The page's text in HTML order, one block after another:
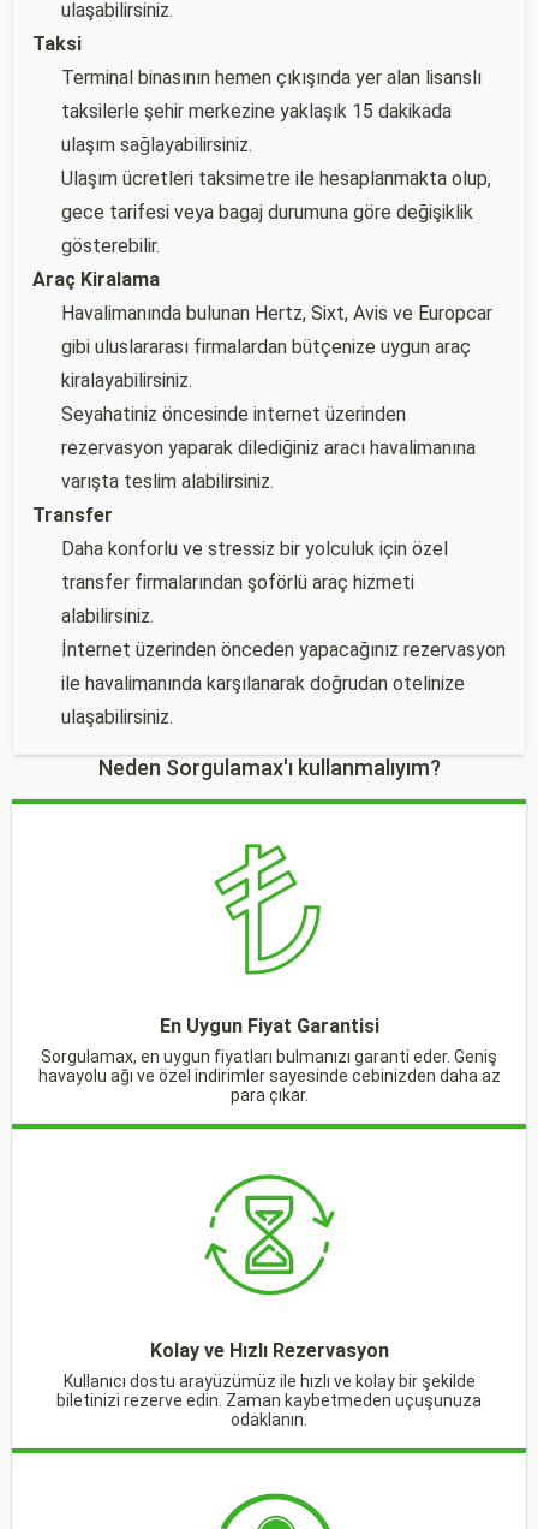
ulaşabilirsiniz.
Taksi
Terminal binasının hemen çıkışında yer alan lisanslı
taksilerle şehir merkezine yaklaşık 15 dakikada
ulaşım sağlayabilirsiniz.
Ulaşım ücretleri taksimetre ile hesaplanmakta olup,
gece tarifesi veya bagaj durumuna göre değişiklik
gösterebilir.
Araç Kiralama
Havalimanında bulunan Hertz, Sixt, Avis ve Europcar
gibi uluslararası firmalardan bütçenize uygun araç
kiralayabilirsiniz.
Seyahatiniz öncesinde internet üzerinden
rezervasyon yaparak dilediğiniz aracı havalimanına
varışta teslim alabilirsiniz.
Transfer
Daha konforlu ve stressiz bir yolculuk için özel
transfer firmalarından şoförlü araç hizmeti
alabilirsiniz.
İnternet üzerinden önceden yapacağınız rezervasyon
ile havalimanında karşılanarak doğrudan otelinize
ulaşabilirsiniz.
Neden Sorgulamax'ı kullanmalıyım?
En Uygun Fiyat Garantisi
Sorgulamax, en uygun fiyatları bulmanızı garanti eder. Geniş
havayolu ağı ve özel indirimler sayesinde cebinizden daha az
para çıkar.
Kolay ve Hızlı Rezervasyon
Kullanıcı dostu arayüzümüz ile hızlı ve kolay bir şekilde
biletinizi rezerve edin. Zaman kaybetmeden uçuşunuza
odaklanın.